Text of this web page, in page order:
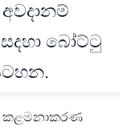
බෝට්ටු
කළමනාකරණ